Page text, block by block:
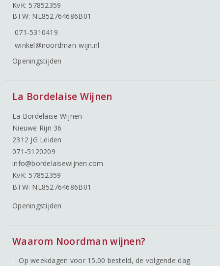
KvK: 57852359
BTW: NL852764686B01
071-5310419
winkel@noordman-wijn.nl
Openingstijden
La Bordelaise Wijnen
La Bordelaise Wijnen
Nieuwe Rijn 36
2312 JG Leiden
071-5120209
info@bordelaisewijnen.com
KvK: 57852359
BTW: NL852764686B01
Openingstijden
Waarom Noordman wijnen?
Op weekdagen voor 15.00 besteld, de volgende dag